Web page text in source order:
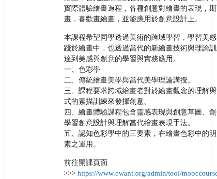
實際體驗繪畫過程，各種創意對繪畫的表現，
畫，喜歡畫繪畫，並能應用於創意設計上。
本課程希望同學透過美術的跨域學習，學習美
踐於繪畫中，也透過當代的新繪畫技術與理論
達到美感與創意的學習與實務應用。
一、色彩學
二、傳統繪畫美學與當代美學理論講授。
三、課程要求跨域繪畫者對於繪畫觀念的理解
式的素描訓練來發揮創意。
四、繪畫體驗課程包含靈感表現與創意草圖、
學習創意設計與理解當代繪畫表現手法。
五、認知色彩學中的三要素，在繪畫色彩中的
素之運用。
前往開課頁面
>>> https://www.ewant.org/admin/tool/